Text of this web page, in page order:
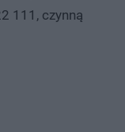
111, czynną